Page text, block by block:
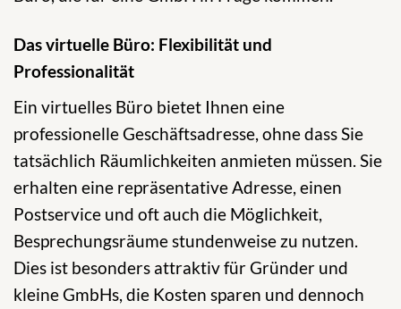
Das virtuelle Büro: Flexibilität und
Professionalität
Ein virtuelles Büro bietet Ihnen eine
professionelle Geschäftsadresse, ohne dass Sie
tatsächlich Räumlichkeiten anmieten müssen. Sie
erhalten eine repräsentative Adresse, einen
Postservice und oft auch die Möglichkeit,
Besprechungsräume stundenweise zu nutzen.
Dies ist besonders attraktiv für Gründer und
kleine GmbHs, die Kosten sparen und dennoch